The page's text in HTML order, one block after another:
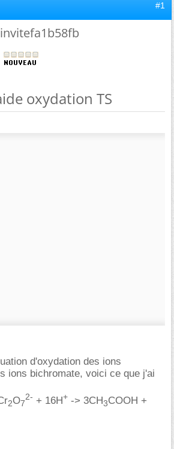
#1
invitefa1b58fb
oxydation TS
d'oxydation des ions
ions bichromate, voici ce que j'ai
2O7
2- + 16H+ -> 3CH3COOH +